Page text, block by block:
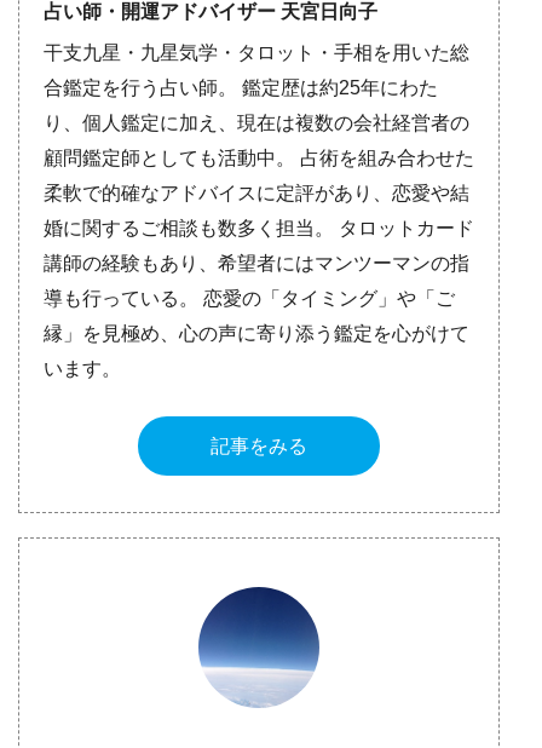
占い師・開運アドバイザー 天宮日向子
干支九星・九星気学・タロット・手相を用いた総
合鑑定を行う占い師。 鑑定歴は約25年にわた
り、個人鑑定に加え、現在は複数の会社経営者の
顧問鑑定師としても活動中。 占術を組み合わせた
柔軟で的確なアドバイスに定評があり、恋愛や結
婚に関するご相談も数多く担当。 タロットカード
講師の経験もあり、希望者にはマンツーマンの指
導も行っている。 恋愛の「タイミング」や「ご
縁」を見極め、心の声に寄り添う鑑定を心がけて
います。
記事をみる